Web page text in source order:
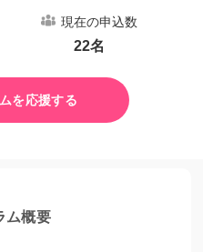
現在の申込数
22名
を応援する
ム概要